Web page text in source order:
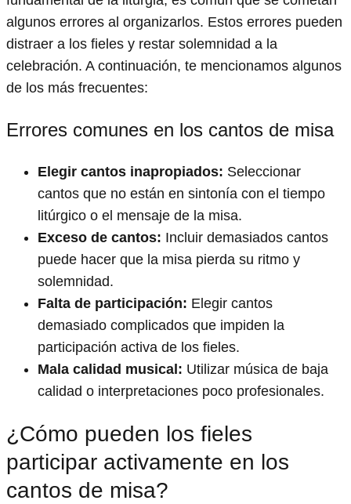
algunos errores al organizarlos. Estos errores pueden
distraer a los fieles y restar solemnidad a la
celebración. A continuación, te mencionamos algunos
de los más frecuentes:
Errores comunes en los cantos de misa
Elegir cantos inapropiados: Seleccionar
cantos que no están en sintonía con el tiempo
litúrgico o el mensaje de la misa.
Exceso de cantos: Incluir demasiados cantos
puede hacer que la misa pierda su ritmo y
solemnidad.
Falta de participación: Elegir cantos
demasiado complicados que impiden la
participación activa de los fieles.
Mala calidad musical: Utilizar música de baja
calidad o interpretaciones poco profesionales.
¿Cómo pueden los fieles
participar activamente en los
cantos de misa?